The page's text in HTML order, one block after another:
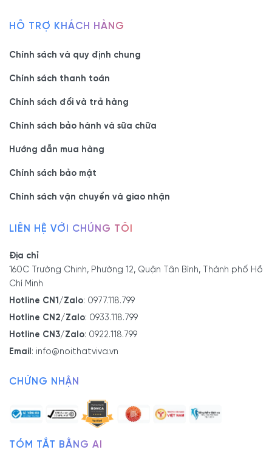
HỖ TRỢ KHÁCH HÀNG
Chính sách và quy định chung
Chính sách thanh toán
Chính sách đổi và trả hàng
Chính sách bảo hành và sữa chữa
Hướng dẫn mua hàng
Chính sách bảo mật
Chính sách vận chuyển và giao nhận
LIÊN HỆ VỚI CHÚNG TÔI
Địa chỉ
160C Trường Chinh, Phường 12, Quận Tân Bình, Thành phố Hồ
Chí Minh
Hotline CN1/Zalo: 0977.118.799
Hotline CN2/Zalo: 0933.118.799
Hotline CN3/Zalo: 0922.118.799
Email : info@noithatviva.vn
CHỨNG NHẬN
TÓM TẮT BẰNG AI